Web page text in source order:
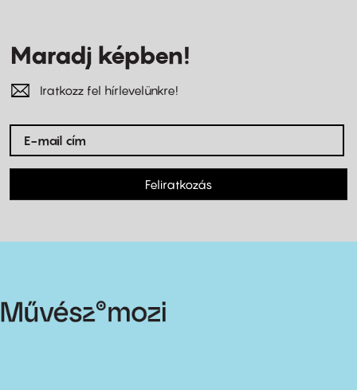
Maradj képben!
Iratkozz fel hírlevelünkre!
Feliratkozás